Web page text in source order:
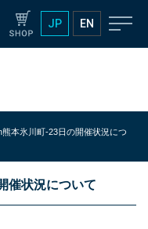
JP EN
熊本氷川町-23日の開催状況につ
催状況について